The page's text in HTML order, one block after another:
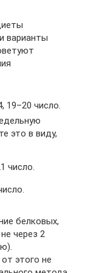
варианты
19–20 число.
это в виду,
число.
белковых,
через 2
этого не